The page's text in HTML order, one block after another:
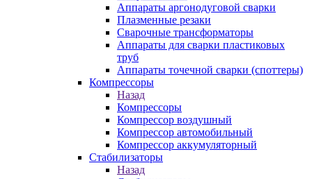
Аппараты аргонодуговой сварки
Плазменные резаки
Сварочные трансформаторы
Аппараты для сварки пластиковых
труб
Аппараты точечной сварки (споттеры)
Компрессоры
Назад
Компрессоры
Компрессор воздушный
Компрессор автомобильный
Компрессор аккумуляторный
Стабилизаторы
Назад